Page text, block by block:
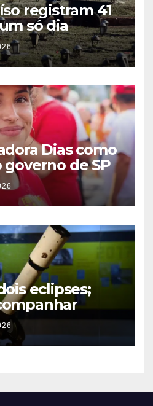
registram 41
só dia
Dias como
de SP
eclipses;